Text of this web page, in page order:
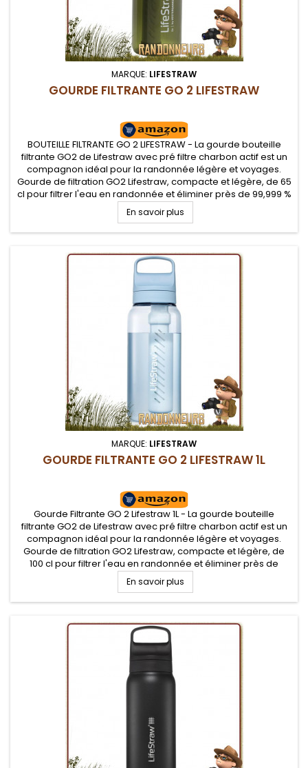
MARQUE: LIFESTRAW
GOURDE FILTRANTE GO 2 LIFESTRAW
BOUTEILLE FILTRANTE GO 2 LIFESTRAW - La gourde bouteille
filtrante GO2 de Lifestraw avec pré filtre charbon actif est un
compagnon idéal pour la randonnée légère et voyages.
Gourde de filtration GO2 Lifestraw, compacte et légère, de 65
cl pour filtrer l'eau en randonnée et éliminer près de 99,999 %
des contaminants de l'eau potable
En savoir plus
MARQUE: LIFESTRAW
GOURDE FILTRANTE GO 2 LIFESTRAW 1L
Gourde Filtrante GO 2 Lifestraw 1L - La gourde bouteille
filtrante GO2 de Lifestraw avec pré filtre charbon actif est un
compagnon idéal pour la randonnée légère et voyages.
Gourde de filtration GO2 Lifestraw, compacte et légère, de
100 cl pour filtrer l'eau en randonnée et éliminer près de
99,999 % des contaminants de l'eau potable
En savoir plus